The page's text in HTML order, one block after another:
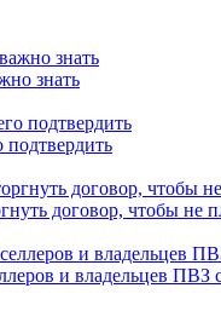
знать
подтвердить
договор, чтобы не
и владельцев ПВЗ